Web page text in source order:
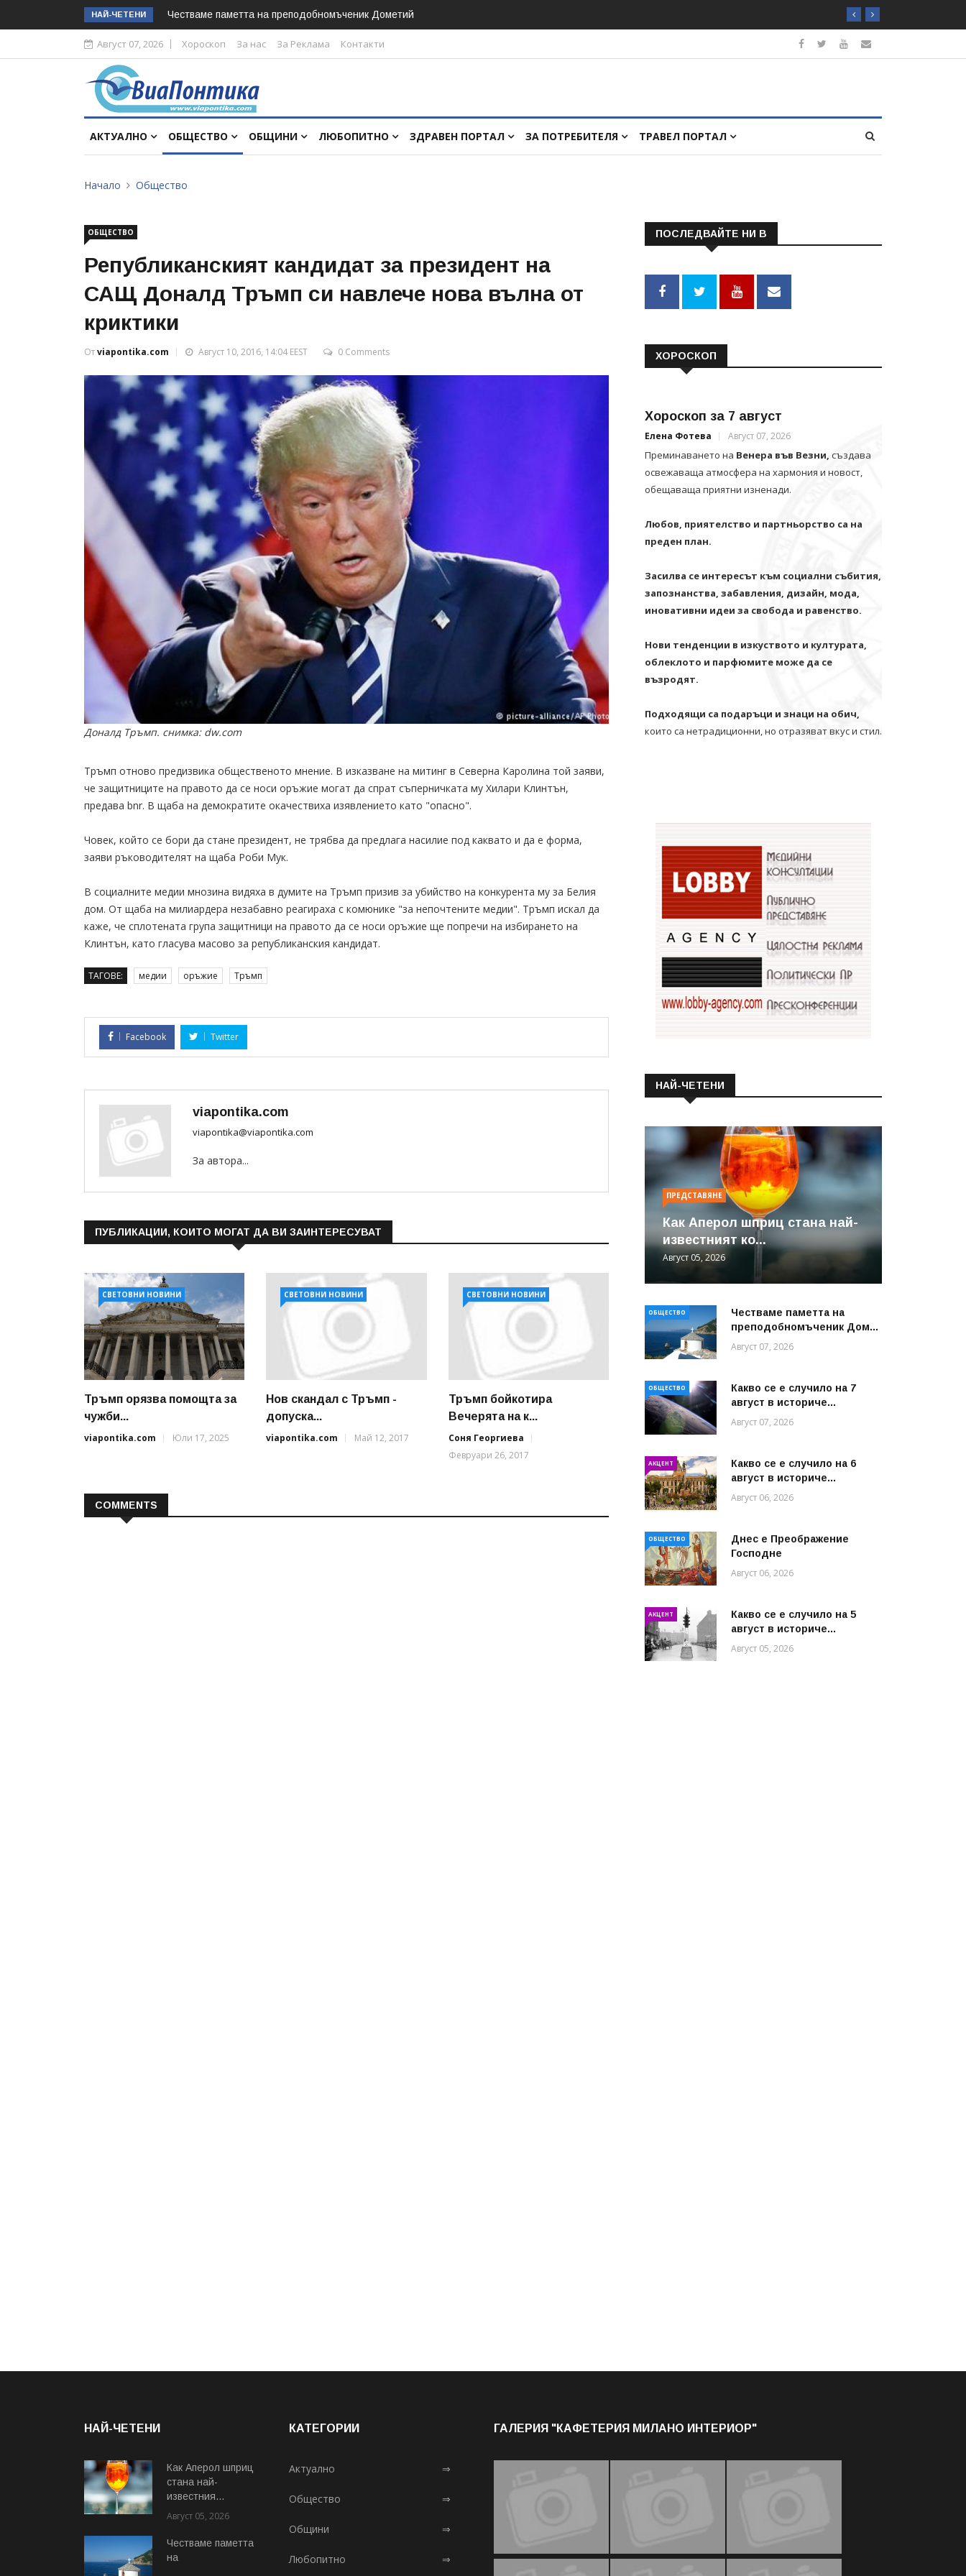
НАЙ-ЧЕТЕНИ Честваме паметта на преподобномъченик Дометий
Август 07, 2026 Хороскоп За нас За Реклама Контакти
АКТУАЛНО ОБЩЕСТВО ОБЩИНИ ЛЮБОПИТНО ЗДРАВЕН ПОРТАЛ ЗА ПОТРЕБИТЕЛЯ ТРАВЕЛ ПОРТАЛ
Начало Общество
ОБЩЕСТВО
Републиканският кандидат за президент на
САЩ Доналд Тръмп си навлече нова вълна от
криктики
Отviapontika.com Август 10, 2016, 14:04 EEST 0 Comments
Доналд Тръмп. снимка: dw.com
Тръмп отново предизвика общественото мнение. В изказване на митинг в Северна Каролина той заяви,
че защитниците на правото да се носи оръжие могат да спрат съперничката му Хилари Клинтън,
предава bnr. В щаба на демократите окачествиха изявлението като "опасно".
Човек, който се бори да стане президент, не трябва да предлага насилие под каквато и да е форма,
заяви ръководителят на щаба Роби Мук.
В социалните медии мнозина видяха в думите на Тръмп призив за убийство на конкурента му за Белия
дом. От щаба на милиардера незабавно реагираха с комюнике "за непочтените медии". Тръмп искал да
каже, че сплотената група защитници на правото да се носи оръжие ще попречи на избирането на
Клинтън, като гласува масово за републиканския кандидат.
ТАГОВЕ: медии оръжие Тръмп
Facebook Twitter
viapontika.com
viapontika@viapontika.com
За автора...
ПУБЛИКАЦИИ, КОИТО МОГАТ ДА ВИ ЗАИНТЕРЕСУВАТ
СВЕТОВНИ НОВИНИ
Тръмп орязва помощта за
чужби...
viapontika.com
Юли 17, 2025
СВЕТОВНИ НОВИНИ
Нов скандал с Тръмп -
допуска...
viapontika.com
Май 12, 2017
СВЕТОВНИ НОВИНИ
Тръмп бойкотира
Вечерята на к...
Соня Георгиева
Февруари 26, 2017
COMMENTS
ПОСЛЕДВАЙТЕ НИ В
ХОРОСКОП
Хороскоп за 7 август
Елена Фотева Август 07, 2026
Преминаването на Венера във Везни, създава
освежаваща атмосфера на хармония и новост,
обещаваща приятни изненади.
Любов, приятелство и партньорство са на
преден план.
Засилва се интересът към социални събития,
запознанства, забавления, дизайн, мода,
иновативни идеи за свобода и равенство.
Нови тенденции в изкуството и културата,
облеклото и парфюмите може да се
възродят.
Подходящи са подаръци и знаци на обич,
които са нетрадиционни, но отразяват вкус и стил.
НАЙ-ЧЕТЕНИ
ПРЕДСТАВЯНЕ
Как Аперол шприц стана най-
известният ко...
Август 05, 2026
ОБЩЕСТВО
Честваме паметта на
преподобномъченик Дом...
Август 07, 2026
ОБЩЕСТВО
Какво се е случило на 7
август в историче...
Август 07, 2026
АКЦЕНТ
Какво се е случило на 6
август в историче...
Август 06, 2026
ОБЩЕСТВО
Днес е Преображение
Господне
Август 06, 2026
АКЦЕНТ
Какво се е случило на 5
август в историче...
Август 05, 2026
НАЙ-ЧЕТЕНИ
Как Аперол шприц
стана най-
известния...
Август 05, 2026
Честваме паметта
на
КАТЕГОРИИ
Актуално ⇒
Общество ⇒
Общини ⇒
Любопитно ⇒
ГАЛЕРИЯ "КАФЕТЕРИЯ МИЛАНО ИНТЕРИОР"